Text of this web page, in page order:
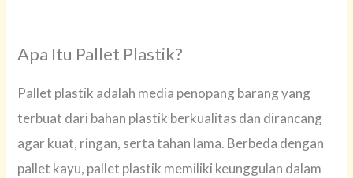
Apa Itu Pallet Plastik?
Pallet plastik adalah media penopang barang yang
terbuat dari bahan plastik berkualitas dan dirancang
agar kuat, ringan, serta tahan lama. Berbeda dengan
pallet kayu, pallet plastik memiliki keunggulan dalam